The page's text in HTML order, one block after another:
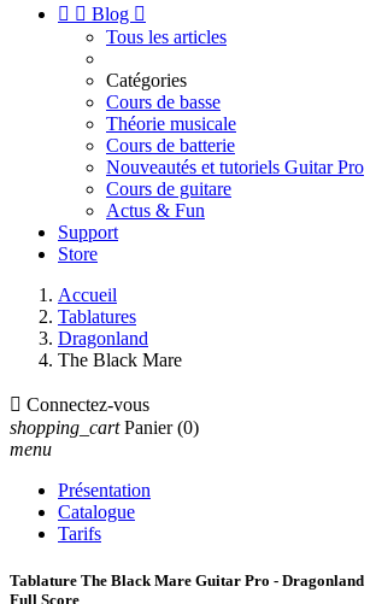
  Blog 
Tous les articles
Catégories
Cours de basse
Théorie musicale
Cours de batterie
Nouveautés et tutoriels Guitar Pro
Cours de guitare
Actus & Fun
Support
Store
Accueil
Tablatures
Dragonland
The Black Mare
 Connectez-vous
shopping_cart Panier (0)
menu
Présentation
Catalogue
Tarifs
Tablature The Black Mare Guitar Pro - Dragonland
Full Score